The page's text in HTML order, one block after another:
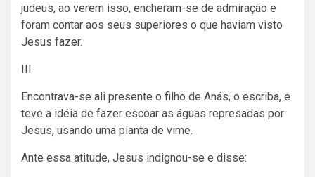
judeus, ao verem isso, encheram-se de admiração e
foram contar aos seus superiores o que haviam visto
Jesus fazer.
III
Encontrava-se ali presente o filho de Anás, o escriba, e
teve a idéia de fazer escoar as águas represadas por
Jesus, usando uma planta de vime.
Ante essa atitude, Jesus indignou-se e disse: